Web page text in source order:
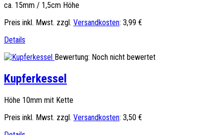
ca. 15mm / 1,5cm Höhe
Preis inkl. Mwst. zzgl. Versandkosten: 3,99 €
Details
Bewertung: Noch nicht bewertet
Kupferkessel
Höhe 10mm mit Kette
Preis inkl. Mwst. zzgl. Versandkosten: 3,50 €